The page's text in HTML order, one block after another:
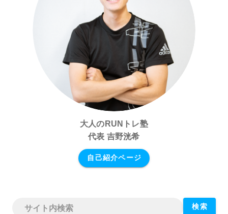
大人のRUNトレ塾
代表 吉野洸希
自己紹介ページ
検索